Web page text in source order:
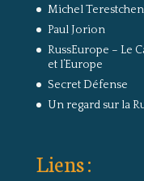
Michel
Paul Jorion
RussEurope – Le
et l’Europe
Secret Défense
Un regard sur la
Liens :